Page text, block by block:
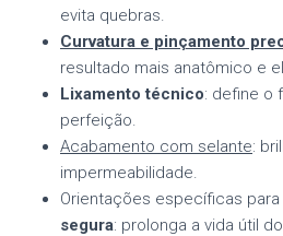
evita quebras.
Curvatura e pinçamento
resultado mais anatômico e
Lixamento técnico: define o
perfeição.
Acabamento com selante:
impermeabilidade.
Orientações específicas para
segura: prolonga a vida útil